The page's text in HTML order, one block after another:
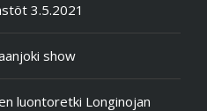
3.5.2021
show
luontoretki Longinojan